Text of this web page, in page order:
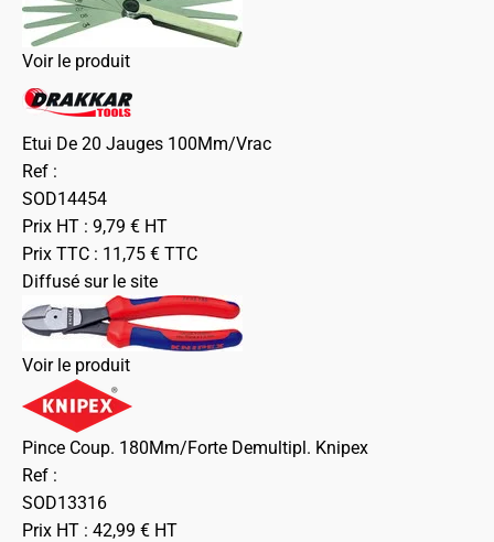
Voir le produit
Etui De 20 Jauges 100Mm/Vrac
Ref :
SOD14454
Prix HT : 9,79 € HT
Prix TTC : 11,75 € TTC
Diffusé sur le site
Voir le produit
Pince Coup. 180Mm/Forte Demultipl. Knipex
Ref :
SOD13316
Prix HT : 42,99 € HT